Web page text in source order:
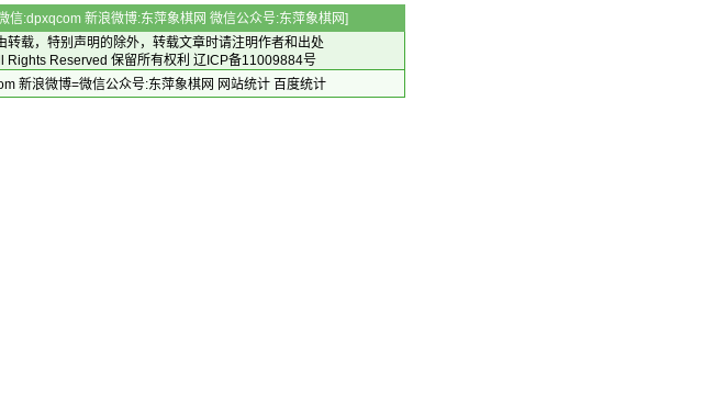
:dpxqcom 新浪微博:东萍象棋网 微信公众号:东萍象棋网]
转载，特别声明的除外，转载文章时请注明作者和出处
Rights Reserved 保留所有权利 辽ICP备11009884号
新浪微博=微信公众号:东萍象棋网 网站统计 百度统计